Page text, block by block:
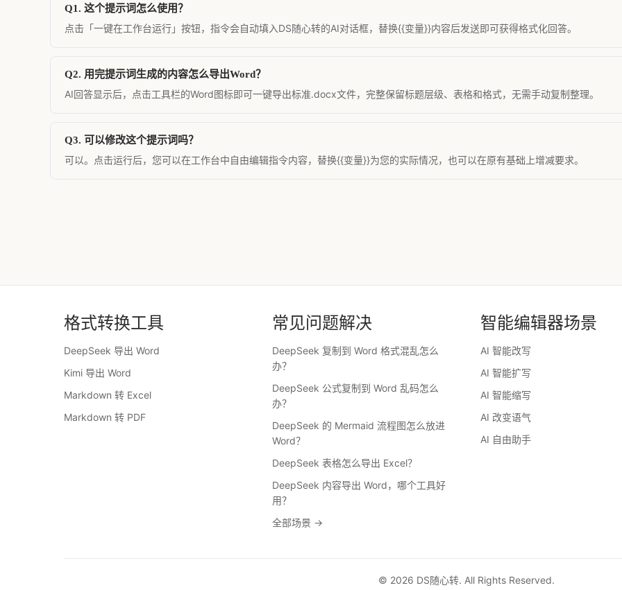
Q1. 这个提示词怎么使用？
点击「一键在工作台运行」按钮，指令会自动填入DS随心转的AI对话框，替换{{变量}}内容后发送即可获得格式化回答。
Q2. 用完提示词生成的内容怎么导出Word？
AI回答显示后，点击工具栏的Word图标即可一键导出标准.docx文件，完整保留标题层级、表格和格式，无需手动复制整理。
Q3. 可以修改这个提示词吗？
可以。点击运行后，您可以在工作台中自由编辑指令内容，替换{{变量}}为您的实际情况，也可以在原有基础上增减要求。
格式转换工具
DeepSeek 导出 Word
Kimi 导出 Word
Markdown 转 Excel
Markdown 转 PDF
常见问题解决
DeepSeek 复制到 Word 格式混乱怎么
办？
DeepSeek 公式复制到 Word 乱码怎么
办？
DeepSeek 的 Mermaid 流程图怎么放进
Word？
DeepSeek 表格怎么导出 Excel？
DeepSeek 内容导出 Word，哪个工具好
用？
全部场景 →
智能编辑器场景
AI 智能改写
AI 智能扩写
AI 智能缩写
AI 改变语气
AI 自由助手
© 2026 DS随心转. All Rights Reserved.